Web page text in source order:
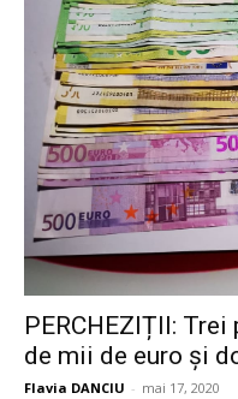
PERCHEZIȚII:
de mii de euro și
Flavia DANCIU - mai 17, 2020